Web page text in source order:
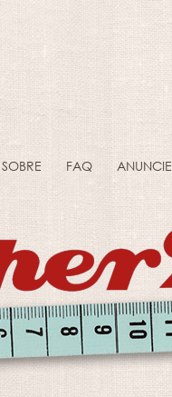
SOBRE FAQ ANUNCIE